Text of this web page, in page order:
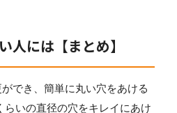
人には【まとめ】
でき、簡単に丸い穴をあける
らいの直径の穴をキレイにあけ